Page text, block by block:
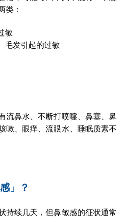
类：
敏
毛发引起的过敏
流鼻水、不断打喷嚏、鼻塞、鼻
嗽、眼痒、流眼水、睡眠质素不
」？
持续几天，但鼻敏感的征状通常